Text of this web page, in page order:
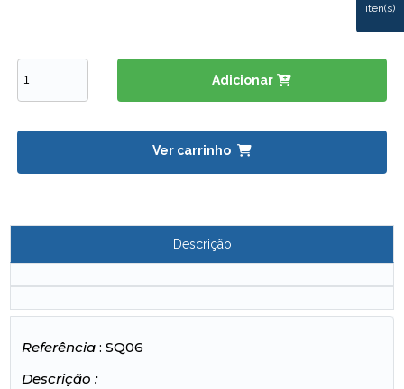
iten(s)
Adicionar
Ver carrinho
Descrição
Referência : SQ06
Descrição :